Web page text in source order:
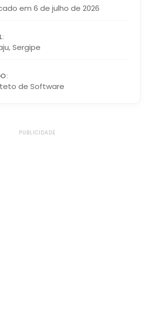
em 6 de julho de 2026
,Sergipe
de Software
PUBLICIDADE